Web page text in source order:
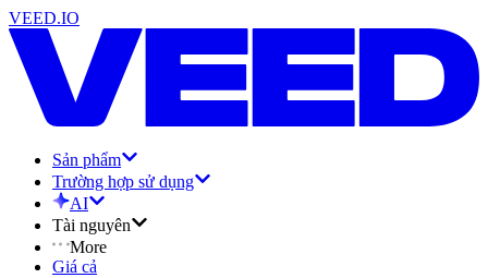
VEED.IO
Sản phẩm
Trường hợp sử dụng
AI
Tài nguyên
More
Giá cả